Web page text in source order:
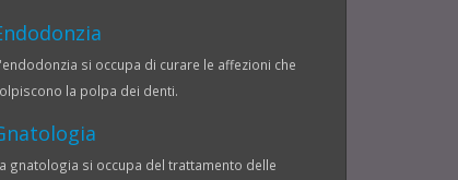
si occupa di curare le affezioni che
la polpa dei denti.
gnatologia si occupa del trattamento delle